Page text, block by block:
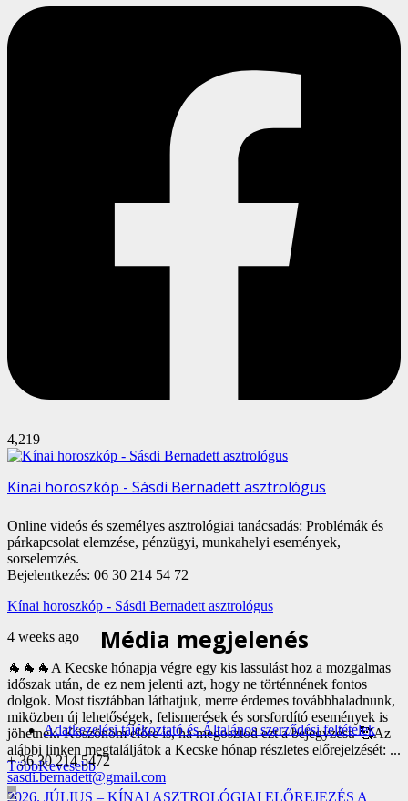
4,219
Kínai horoszkóp - Sásdi Bernadett asztrológus
Online videós és személyes asztrológiai tanácsadás: Problémák és
párkapcsolat elemzése, pénzügyi, munkahelyi események,
sorselemzés.
Bejelentkezés: 06 30 214 54 72
Kínai horoszkóp - Sásdi Bernadett asztrológus
4 weeks ago
🐐🐐🐐A Kecske hónapja végre egy kis lassulást hoz a mozgalmas
időszak után, de ez nem jelenti azt, hogy ne történnének fontos
dolgok. Most tisztábban láthatjuk, merre érdemes továbbhaladnunk,
miközben új lehetőségek, felismerések és sorsfordító események is
jöhetnek.Köszönöm előre is, ha megosztod ezt a bejegyzést. 🥰Az
alábbi linken megtaláljátok a Kecske hónap részletes előrejelzését: ...
TöbbKevesebb
2026. JÚLIUS – KÍNAI ASZTROLÓGIAI ELŐREJEZÉS A
Média megjelenés
Adatkezelési tájékoztató és Általános szerződési feltételek
+ 36 30 214 5472
sasdi.bernadett@gmail.com